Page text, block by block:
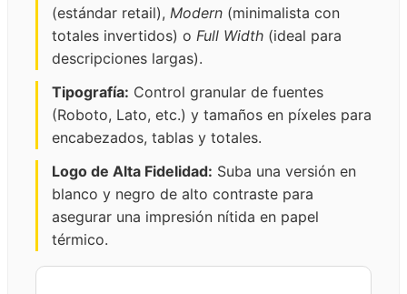
(estándar retail), Modern (minimalista con
totales invertidos) o Full Width (ideal para
descripciones largas).
Tipografía: Control granular de fuentes
(Roboto, Lato, etc.) y tamaños en píxeles para
encabezados, tablas y totales.
Logo de Alta Fidelidad: Suba una versión en
blanco y negro de alto contraste para
asegurar una impresión nítida en papel
térmico.